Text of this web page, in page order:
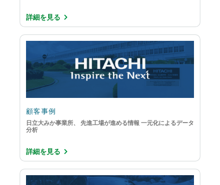
詳細を見る
顧客事例
日立大みか事業所、 先進工場が進める情報 一元化によるデータ
分析
詳細を見る